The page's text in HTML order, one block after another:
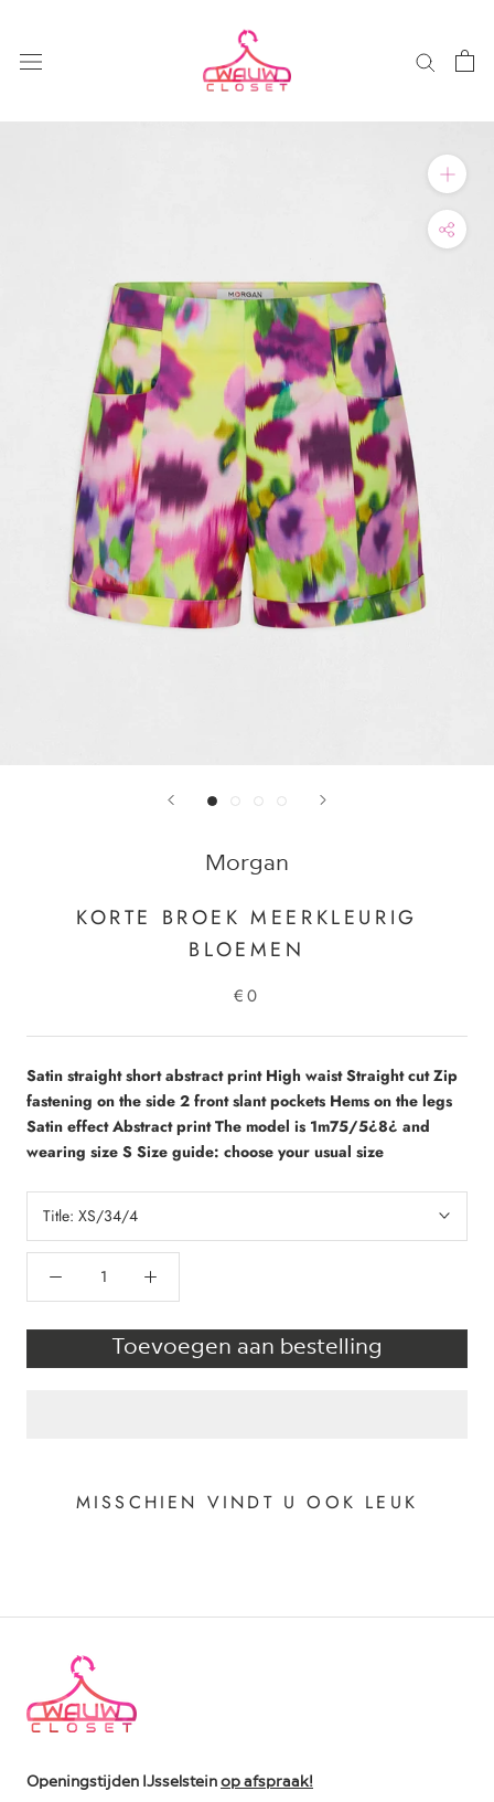
Morgan
KORTE BROEK MEERKLEURIG
BLOEMEN
€0
Satin straight short abstract print High waist Straight cut Zip
fastening on the side 2 front slant pockets Hems on the legs
Satin effect Abstract print The model is 1m75/5¿8¿ and
wearing size S Size guide: choose your usual size
Title: XS/34/4
Toevoegen aan bestelling
MISSCHIEN VINDT U OOK LEUK
Openingstijden IJsselsteinop afspraak!